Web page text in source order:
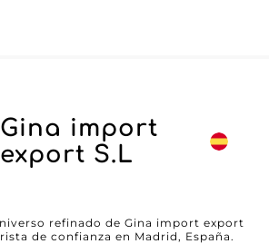
Gina import
export S.L
refinado de Gina import export
de confianza en Madrid, España.